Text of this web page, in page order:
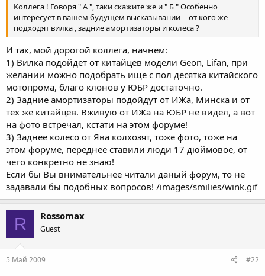
Коллега ! Говоря " А ", таки скажите же и " Б " Особенно
интересует в вашем будущем высказывании -- от кого же
подходят вилка , задние амортизаторы и колеса ?
И так, мой дорогой коллега, начнем:
1) Вилка подойдет от китайцев модели Geon, Lifan, при
желании можно подобрать ище с пол десятка китайского
мотопрома, благо клонов у ЮБР достаточно.
2) Задние амортизаторы подойдут от ИЖа, Минска и от
тех же китайцев. Вживую от ИЖа на ЮБР не видел, а вот
на фото встречал, кстати на этом форуме!
3) Заднее колесо от Ява колхозят, тоже фото, тоже на
этом форуме, переднее ставили люди 17 дюймовое, от
чего конкретно не знаю!
Если бы Вы внимательнее читали даный форум, то не
задавали бы подобных вопросов! /images/smilies/wink.gif
R Rossomax
Guest
5 Май 2009 #22